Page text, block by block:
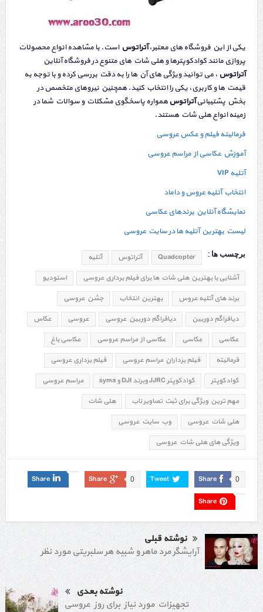
یکی از این فروشگاه های معتبر،آتراتوس است. با مشاهده انواع محصولات
پروازی مانند کوادکوپترها و هلی شات های متنوع در فروشگاه آنلاین
آتراتوس ، می توانید ویژگی های آن ها را به دقت بررسی کرده و با توجه به
قیمت ها و کاربری، یکی را انتخاب کنید. همچنین نیروهای متخصص در
بخش پشتیبانیآتراتوس همواره پاسخگوی مشکلات و سوالات شما در
زمینه انواع هلی شات هستند.
فرمالیته فیلم و عکس عروسی
آموزش عکاسی از مراسم عروسی
آتلیه VIP
انتخاب آتلیه عروس و داماد
نمایشگاه آنلاین برندهای عکاسی
لیست بهترین آتلیه ها در سایت عروسی
برچسب ها : Quadcopter آتراتوس
آتلیه
آشنایی با بهترین هلی شات ها برای فیلم برداری عروسی
استودیو
برند های آتلیه عروس
بهترین انتخاب
جشن عروسی
دیافراگم دوربین
دیافراگم دوربین عروسی عروسي
عکاس
عکاسي
عکاسی عکاسی از مراسم عروسی
عکاسی باغ
فرمالیته
فیلم برداران مراسم عروسی
فیلم برداری عروسی
کوادکوپتر
کوادکوپتر JJRC وبرند DJI و syma
مراسم عروسی
مهم ترین ویژگی برای ثبت تصاویر ناب
هلی شات
هلی شات عروسی
وب سایت عروسی
ویژگی های هلی شات عروسی
Share 0
Tweet
Share 0
Share
Share
نوشته قبلی
آرایشگر مرد ماهر و شبیه هر سلبریتی مورد نظر
نوشته بعدی
تجهیزات مورد نیاز برای روز عروسی